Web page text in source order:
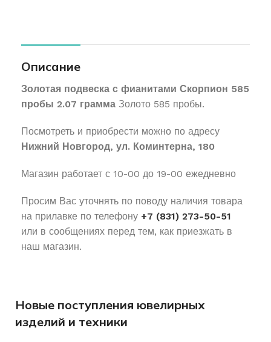
Описание
Золотая подвеска с фианитами Скорпион 585
пробы 2.07 грамма Золото 585 пробы.
Посмотреть и приобрести можно по адресу
Нижний Новгород, ул. Коминтерна, 180
Магазин работает с 10-00 до 19-00 ежедневно
Просим Вас уточнять по поводу наличия товара
на прилавке по телефону +7 (831) 273-50-51
или в сообщениях перед тем, как приезжать в
наш магазин.
Новые поступления ювелирных
изделий и техники